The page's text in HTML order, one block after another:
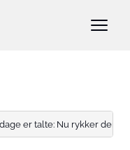
er talte: Nu rykker den